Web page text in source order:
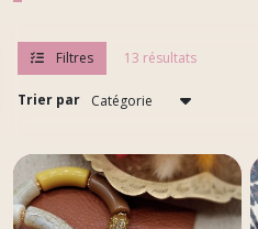
Filtres 13 résultats
Trier par
Simone
(13)
Colette
(5)